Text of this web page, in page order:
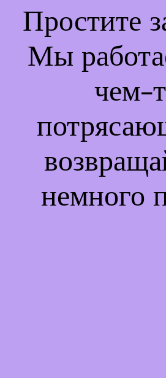
Простите
Мы
чем-
немного